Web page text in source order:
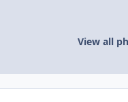
View all